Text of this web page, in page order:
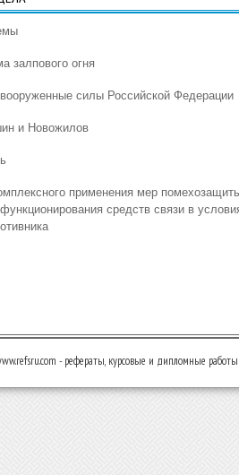
залпового огня
вооруженные силы Российской Федерации
и Новожилов
применения мер
средств связи в
- рефераты, курсовые и дипломные работы